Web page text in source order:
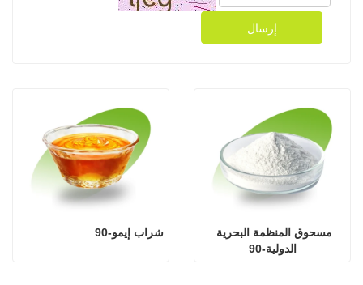
إرسال
شراب إيمو-90
الدولية-90